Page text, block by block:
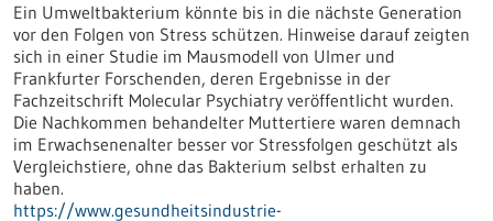
Ein Umweltbakterium könnte bis in die nächste Generation
vor den Folgen von Stress schützen. Hinweise darauf zeigten
sich in einer Studie im Mausmodell von Ulmer und
Frankfurter Forschenden, deren Ergebnisse in der
Fachzeitschrift Molecular Psychiatry veröffentlicht wurden.
Die Nachkommen behandelter Muttertiere waren demnach
im Erwachsenenalter besser vor Stressfolgen geschützt als
Vergleichstiere, ohne das Bakterium selbst erhalten zu
haben.
https://www.gesundheitsindustrie-